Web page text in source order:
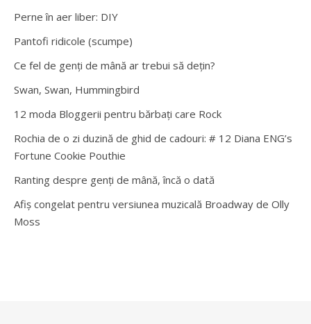
Perne în aer liber: DIY
Pantofi ridicole (scumpe)
Ce fel de genți de mână ar trebui să dețin?
Swan, Swan, Hummingbird
12 moda Bloggerii pentru bărbați care Rock
Rochia de o zi duzină de ghid de cadouri: # 12 Diana ENG’s
Fortune Cookie Pouthie
Ranting despre genți de mână, încă o dată
Afiș congelat pentru versiunea muzicală Broadway de Olly
Moss